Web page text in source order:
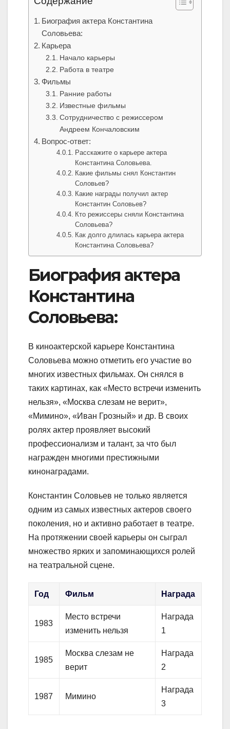
Биография актера Константина
Соловьева:
Карьера
Начало карьеры
Работа в театре
Фильмы
Ранние работы
Известные фильмы
Сотрудничество с режиссером
Андреем Кончаловским
Вопрос-ответ:
Расскажите о карьере актера
Константина Соловьева.
Какие фильмы снял Константин
Соловьев?
Какие награды получил актер
Константин Соловьев?
Кто режиссеры сняли Константина
Соловьева?
Как долго длилась карьера актера
Константина Соловьева?
Биография актера
Константина
Соловьева:
В киноактерской карьере Константина
Соловьева можно отметить его участие во
многих известных фильмах. Он снялся в
таких картинах, как «Место встречи изменить
нельзя», «Москва слезам не верит»,
«Мимино», «Иван Грозный» и др. В своих
ролях актер проявляет высокий
профессионализм и талант, за что был
награжден многими престижными
кинонаградами.
Константин Соловьев не только является
одним из самых известных актеров своего
поколения, но и активно работает в театре.
На протяжении своей карьеры он сыграл
множество ярких и запоминающихся ролей
на театральной сцене.
Год Фильм Награда
1983
Место встречи
изменить нельзя
Награда
1
1985
Москва слезам не
верит
Награда
2
1987 Мимино
Награда
3